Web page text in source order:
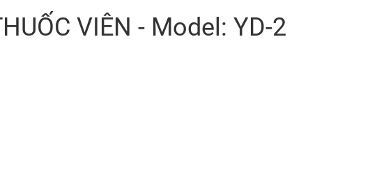
VIÊN - Model: YD-2